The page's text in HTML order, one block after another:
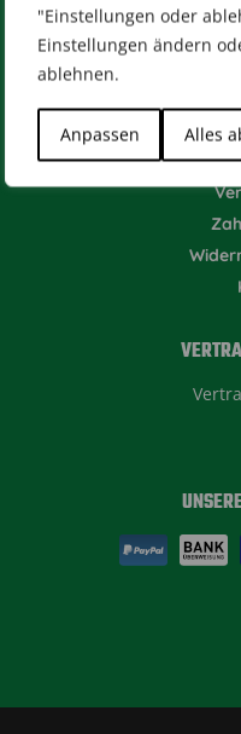
"Einstellungen oder
Einstellungen ändern
ablehnen.
Anpassen Alles